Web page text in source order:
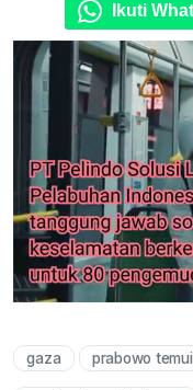
Ikuti
gaza prabowo